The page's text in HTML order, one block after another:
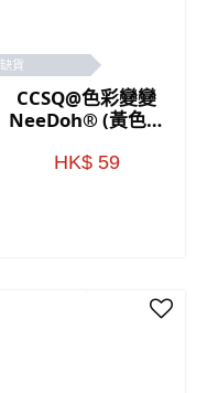
缺貨
CCSQ@色彩變變
NeeDoh® (黃色／
HK$ 59